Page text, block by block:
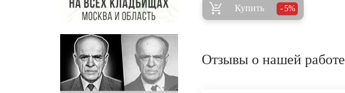
Купить 5%
Отзывы о нашей работе